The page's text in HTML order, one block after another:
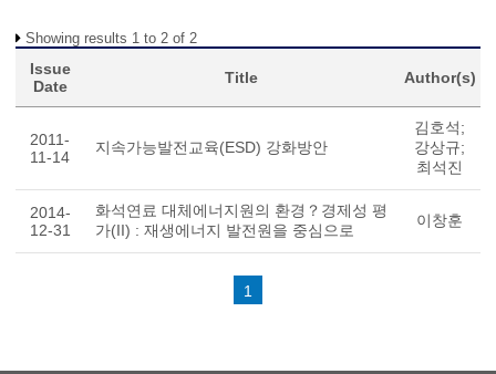
Showing results 1 to 2 of 2
Issue
Date
Title Author(s)
2011-
11-14
지속가능발전교육(ESD) 강화방안
김호석;
강상규;
최석진
2014-
12-31
화석연료 대체에너지원의 환경？경제성 평
가(II) : 재생에너지 발전원을 중심으로
이창훈
1